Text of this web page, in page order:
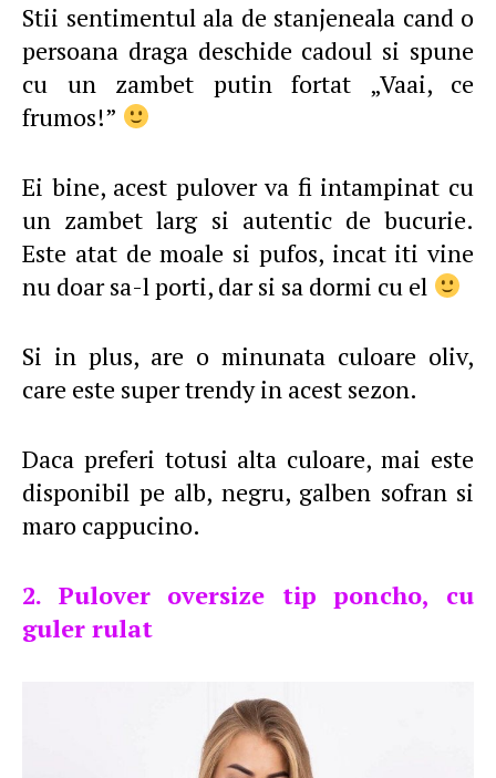
Stii sentimentul ala de stanjeneala cand o
persoana draga deschide cadoul si spune
cu un zambet putin fortat „Vaai, ce
frumos!”
Ei bine, acest pulover va fi intampinat cu
un zambet larg si autentic de bucurie.
Este atat de moale si pufos, incat iti vine
nu doar sa-l porti, dar si sa dormi cu el
Si in plus, are o minunata culoare oliv,
care este super trendy in acest sezon.
Daca preferi totusi alta culoare, mai este
disponibil pe alb, negru, galben sofran si
maro cappucino.
2. Pulover oversize tip poncho, cu
guler rulat